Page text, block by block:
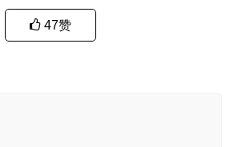
47赞